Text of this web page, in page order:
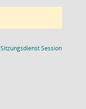
SitzungsdienstSession(Wird in